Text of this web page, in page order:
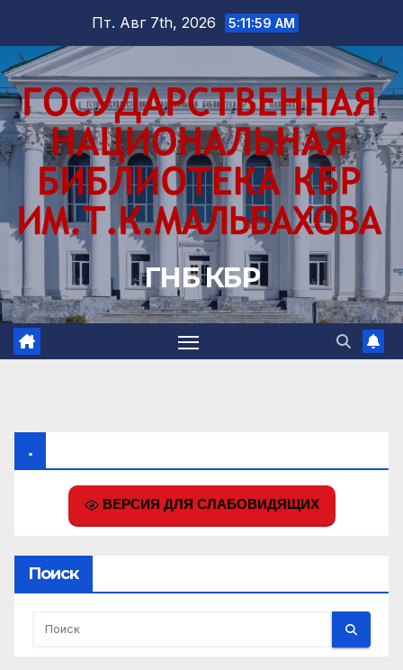
содержимому
Пт. Авг 7th, 2026 5:12:01 AM
ГНБ КБР
.
ВЕРСИЯ ДЛЯ СЛАБОВИДЯЩИХ
Поиск